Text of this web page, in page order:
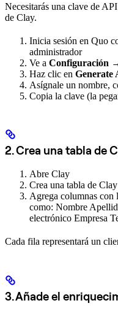
Necesitarás una clave de
de Clay.
Inicia sesión en Quo
administrador
Ve a Configuración
Haz clic en Generate
Asígnale un nombre,
Copia la clave (la
2. Crea una tabla de
Abre Clay
Crea una tabla de
Agrega columnas con
como: Nombre
electrónico Empresa
Cada fila representará un
3. Añade el